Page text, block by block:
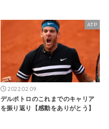
ATP
2022.02.09
デルポトロのこれまでのキャリア
を振り返り【感動をありがとう】